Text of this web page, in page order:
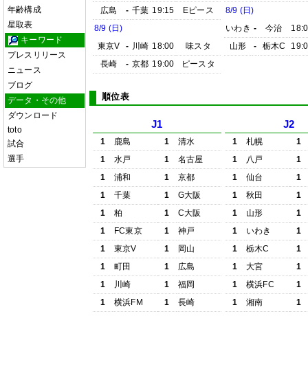
年齢構成
星取表
キーワード
プレスリリース
ニュース
ブログ
データ・その他
ダウンロード
toto
試合
選手
広島
- 千葉 19:15
Eピース
8/9 (日)
東京V
- 川崎 18:00
味スタ
長崎
- 京都 19:00 ピースタ
8/9 (日)
いわき - 今治
山形
- 栃木C
順位表
J1
1 鹿島 1
清水
1
水戸 1
名古屋
1
浦和 1
京都
1
千葉 1
G大阪
1
柏 1
C大阪
1
FC東京 1
神戸
1
東京V 1
岡山
1
町田 1
広島
1
川崎 1
福岡
1
横浜FM 1 長崎
J2
1 札幌
1
1
八戸
1
1
仙台
1
1
秋田
1
1
山形
1
1
いわき
1
1
栃木C
1
1
大宮
1
1
横浜FC
1
1
湘南 1